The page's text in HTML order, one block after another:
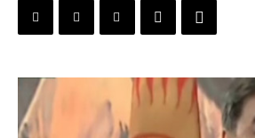
Кыргызстана